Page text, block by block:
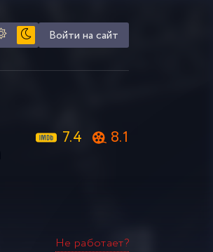
Войти на сайт
7.4 8.1
Не работает?